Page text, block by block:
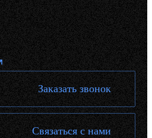
Заказать звонок
Связаться с нами